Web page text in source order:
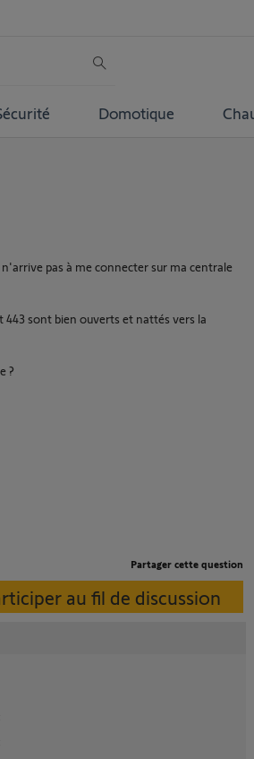
Domotique
pas à me connecter sur ma centrale
443 sont bien ouverts et nattés vers la
?
Partager cette question
au fil de discussion